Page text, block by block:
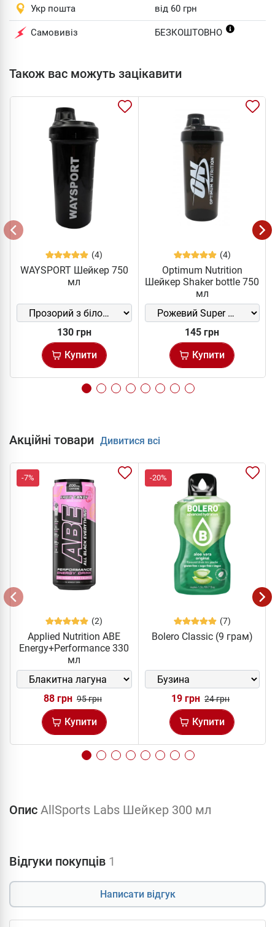
Укр пошта від 60 грн
Самовивіз БЕЗКОШТОВНО
Також вас можуть зацікавити
(4)
WAYSPORT Шейкер 750
мл
130 грн
Купити
(4)
Optimum Nutrition
Шейкер Shaker bottle 750
мл
145 грн
Купити
Акційні товари Дивитися всі
-7%
(2)
Applied Nutrition ABE
Energy+Performance 330
мл
88 грн 95 грн
Купити
-20%
(7)
Bolero Classic (9 грам)
19 грн 24 грн
Купити
Опис AllSports Labs Шейкер 300 мл
Відгуки покупців 1
Написати відгук